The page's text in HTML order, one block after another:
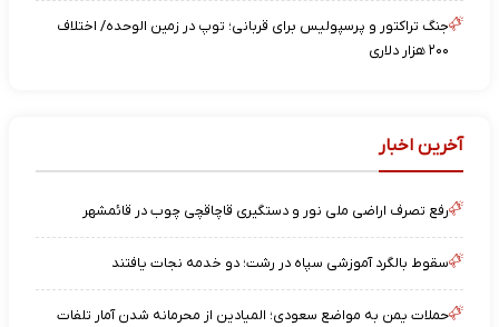
جنگ تراکتور و پرسپولیس برای قربانی؛ توپ در زمین الوحده/ اختلاف
۲۰۰ هزار دلاری
آخرین اخبار
رفع تصرف اراضی ملی نور و دستگیری قاچاقچی چوب در قائمشهر
سقوط بالگرد آموزشی سپاه در رشت؛ دو خدمه نجات یافتند
حملات یمن به مواضع سعودی؛ المیادین از محرمانه شدن آمار تلفات